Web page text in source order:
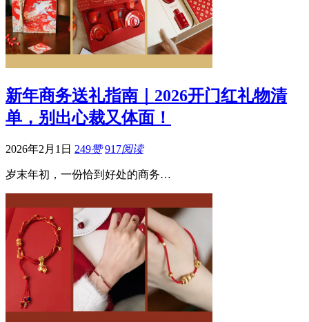
新年商务送礼指南｜2026开门红礼物清
单，别出心裁又体面！
2026年2月1日 249赞 917阅读
岁末年初，一份恰到好处的商务…